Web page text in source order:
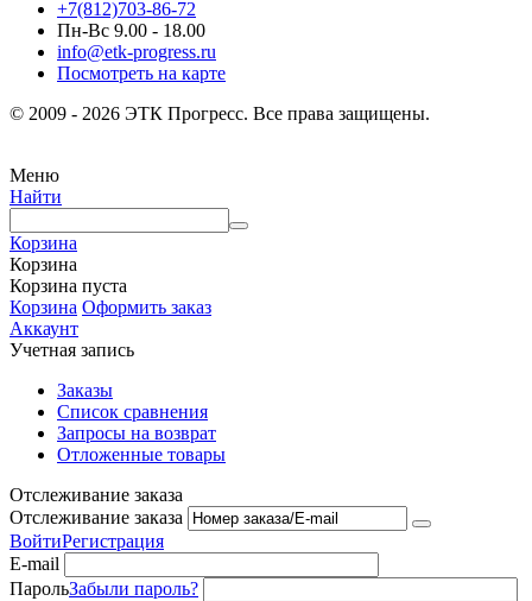
+7(812)703-86-72
Пн-Вс 9.00 - 18.00
info@etk-progress.ru
Посмотреть на карте
© 2009 - 2026 ЭТК Прогресс. Все права защищены.
Меню
Найти
Корзина
Корзина
Корзина пуста
Корзина Оформить заказ
Аккаунт
Учетная запись
Заказы
Список сравнения
Запросы на возврат
Отложенные товары
Отслеживание заказа
Отслеживание заказа
ВойтиРегистрация
E-mail
ПарольЗабыли пароль?